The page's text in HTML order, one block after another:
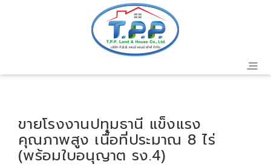
ขายโรงงานปทุมธานี แข็งแรง
คุณภาพสูง เนื้อที่ประมาณ 8 ไร่
(พร้อมใบอนุญาต รง.4)